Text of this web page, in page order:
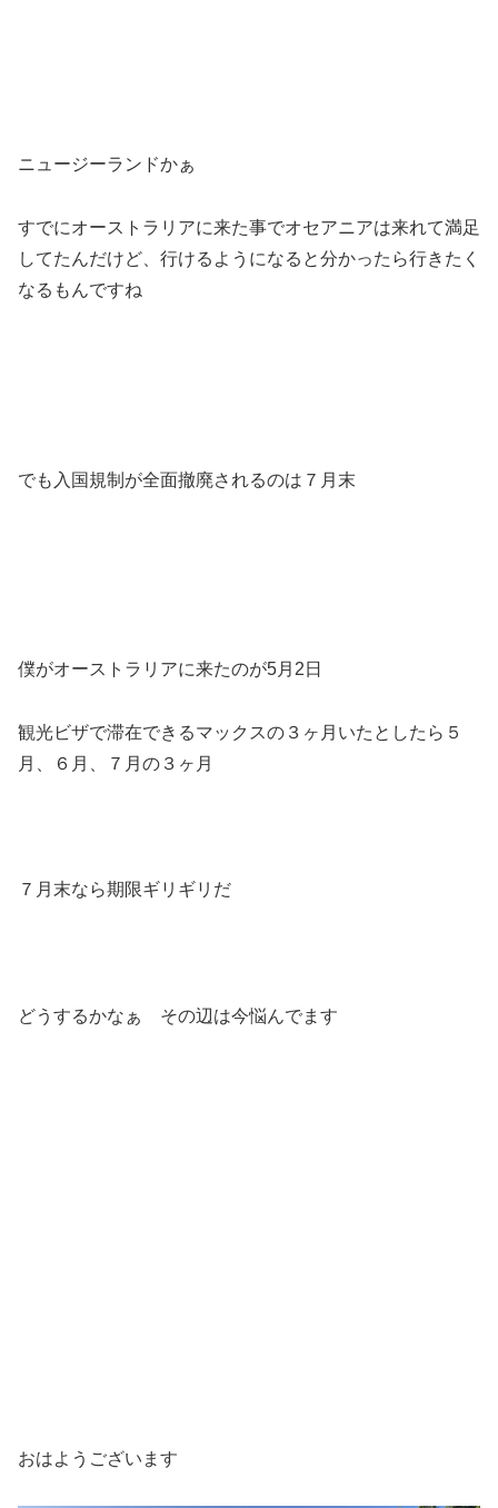
ニュージーランドかぁ
すでにオーストラリアに来た事でオセアニアは来れて満足
してたんだけど、行けるようになると分かったら行きたく
なるもんですね
でも入国規制が全面撤廃されるのは７月末
僕がオーストラリアに来たのが5月2日
観光ビザで滞在できるマックスの３ヶ月いたとしたら５
月、６月、７月の３ヶ月
７月末なら期限ギリギリだ
どうするかなぁ その辺は今悩んでます
おはようございます